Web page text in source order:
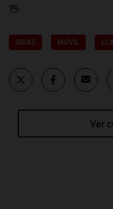
🖖
GIGAS MÓVIL
Ver